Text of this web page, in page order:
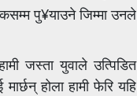
पु¥याउने जिम्मा उनले
जस्ता युवाले उत्पिडित
होला हामी फेरि यहि